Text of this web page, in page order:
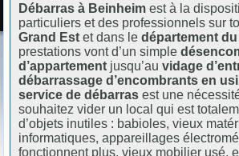
Débarras à Beinheimest à la
particuliers et des professionnels sur
Grand Est et dans ledépartement
prestations vont d’un simple
d’appartement jusqu’auvidage
débarrassage d’encombrants en
service de débarras est une
souhaitez vider un local qui est
d’objets inutiles : babioles, vieux
informatiques, appareillages
fonctionnent plus, vieux mobilier usé,